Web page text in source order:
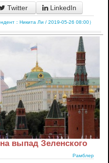
Twitter LinkedIn
：Никита Ли / 2019-05-26 08:00）
выпад Зеленского
Рамблер